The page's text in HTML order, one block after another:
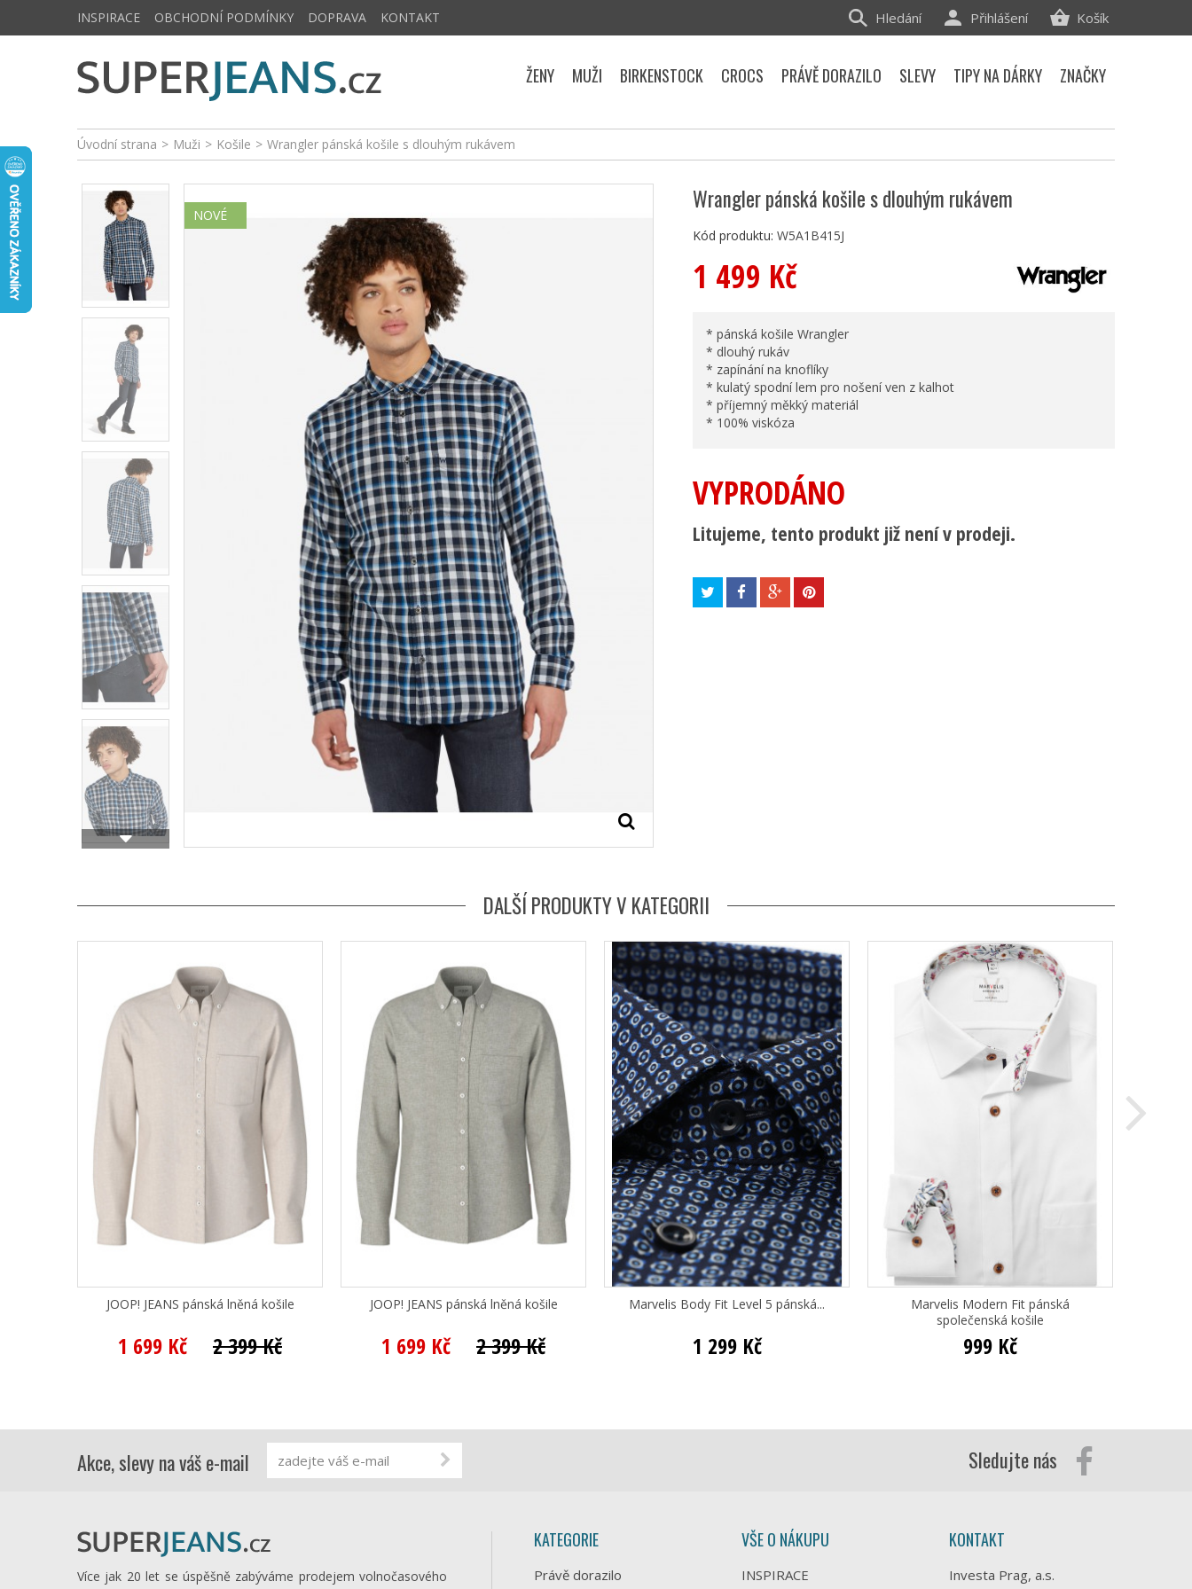
Úvodní strana > Muži > Košile > Wrangler pánská košile s dlouhým rukávem
NOVÉ
Wrangler pánská košile s dlouhým rukávem
Kód produktu: W5A1B415J
1 499 Kč
* pánská košile Wrangler
* dlouhý rukáv
* zapínání na knoflíky
* kulatý spodní lem pro nošení ven z kalhot
* příjemný měkký materiál
* 100% viskóza
VYPRODÁNO
Litujeme, tento produkt již není v prodeji.
DALŠÍ PRODUKTY V KATEGORII
JOOP! JEANS pánská lněná košile
1 699 Kč 2 399 Kč
JOOP! JEANS pánská lněná košile
1 699 Kč 2 399 Kč
Marvelis Body Fit Level 5 pánská...
1 299 Kč
Marvelis Modern Fit pánská
společenská košile
999 Kč
INSPIRACE OBCHODNÍ PODMÍNKY DOPRAVA KONTAKT Košík
Přihlášení
Hledání
ŽENY MUŽI BIRKENSTOCK CROCS PRÁVĚ DORAZILO SLEVY TIPY NA DÁRKY ZNAČKY
Akce, slevy na váš e-mail Sledujte nás
Více jak 20 let se úspěšně zabýváme prodejem volnočasového
KATEGORIE
Právě dorazilo
VŠE O NÁKUPU
INSPIRACE
KONTAKT
Investa Prag, a.s.